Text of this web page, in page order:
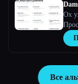
Ох
Все